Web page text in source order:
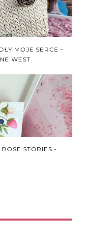
MOJE SERCE –
WEST
STORIES -